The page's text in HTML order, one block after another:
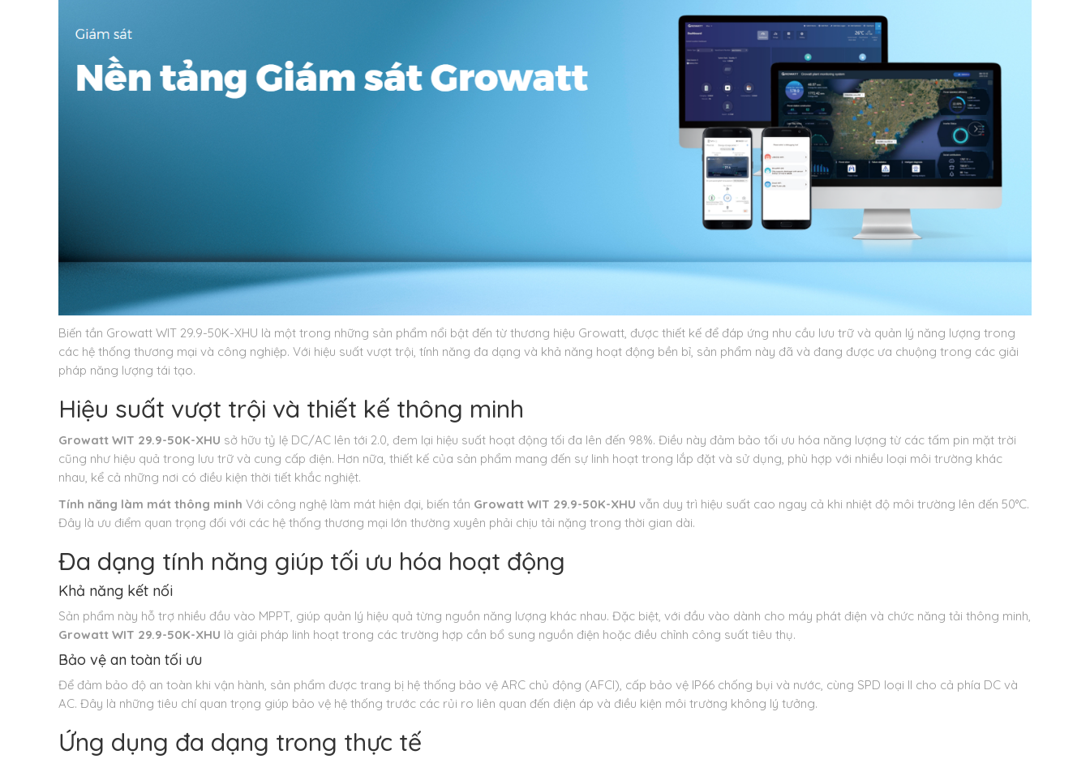
Biến tần Growatt WIT 29.9-50K-XHU là một trong những sản phẩm nổi bật đến từ thương hiệu Growatt, được thiết kế để đáp ứng nhu cầu lưu trữ và quản lý năng lượng trong
các hệ thống thương mại và công nghiệp. Với hiệu suất vượt trội, tính năng đa dạng và khả năng hoạt động bền bỉ, sản phẩm này đã và đang được ưa chuộng trong các giải
pháp năng lượng tái tạo.
Hiệu suất vượt trội và thiết kế thông minh
Growatt WIT 29.9-50K-XHU sở hữu tỷ lệ DC/AC lên tới 2.0, đem lại hiệu suất hoạt động tối đa lên đến 98%. Điều này đảm bảo tối ưu hóa năng lượng từ các tấm pin mặt trời
cũng như hiệu quả trong lưu trữ và cung cấp điện. Hơn nữa, thiết kế của sản phẩm mang đến sự linh hoạt trong lắp đặt và sử dụng, phù hợp với nhiều loại môi trường khác
nhau, kể cả những nơi có điều kiện thời tiết khắc nghiệt.
Tính năng làm mát thông minh Với công nghệ làm mát hiện đại, biến tần Growatt WIT 29.9-50K-XHU vẫn duy trì hiệu suất cao ngay cả khi nhiệt độ môi trường lên đến 50°C.
Đây là ưu điểm quan trọng đối với các hệ thống thương mại lớn thường xuyên phải chịu tải nặng trong thời gian dài.
Đa dạng tính năng giúp tối ưu hóa hoạt động
Khả năng kết nối
Sản phẩm này hỗ trợ nhiều đầu vào MPPT, giúp quản lý hiệu quả từng nguồn năng lượng khác nhau. Đặc biệt, với đầu vào dành cho máy phát điện và chức năng tải thông minh,
Growatt WIT 29.9-50K-XHU là giải pháp linh hoạt trong các trường hợp cần bổ sung nguồn điện hoặc điều chỉnh công suất tiêu thụ.
Bảo vệ an toàn tối ưu
Để đảm bảo độ an toàn khi vận hành, sản phẩm được trang bị hệ thống bảo vệ ARC chủ động (AFCI), cấp bảo vệ IP66 chống bụi và nước, cùng SPD loại II cho cả phía DC và
AC. Đây là những tiêu chí quan trọng giúp bảo vệ hệ thống trước các rủi ro liên quan đến điện áp và điều kiện môi trường không lý tưởng.
Ứng dụng đa dạng trong thực tế